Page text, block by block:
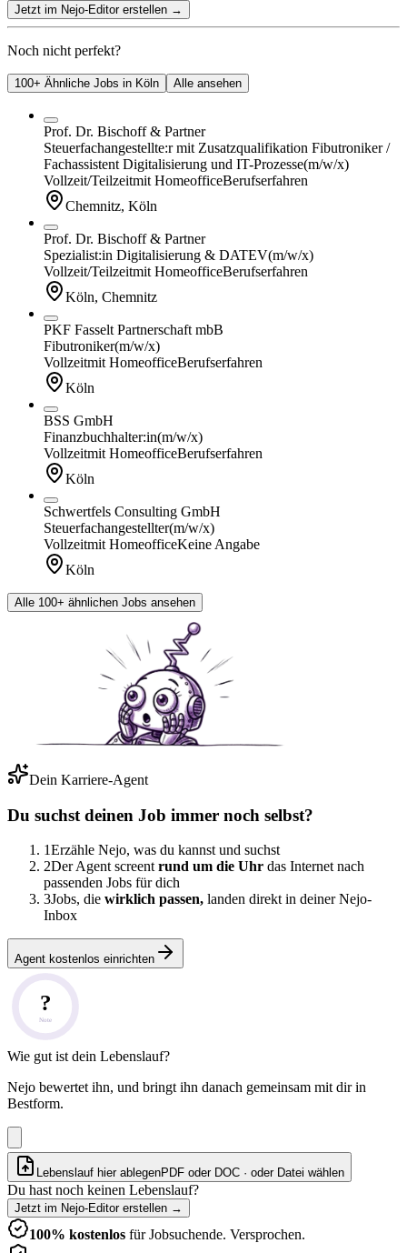
Jetzt im Nejo-Editor erstellen →
Noch nicht perfekt?
100+ Ähnliche Jobs in Köln Alle ansehen
Prof. Dr. Bischoff & Partner
Steuerfachangestellte:r mit Zusatzqualifikation Fibutroniker /
Fachassistent Digitalisierung und IT-Prozesse(m/w/x)
Vollzeit/Teilzeitmit HomeofficeBerufserfahren
Chemnitz, Köln
Prof. Dr. Bischoff & Partner
Spezialist:in Digitalisierung & DATEV(m/w/x)
Vollzeit/Teilzeitmit HomeofficeBerufserfahren
Köln, Chemnitz
PKF Fasselt Partnerschaft mbB
Fibutroniker(m/w/x)
Vollzeitmit HomeofficeBerufserfahren
Köln
BSS GmbH
Finanzbuchhalter:in(m/w/x)
Vollzeitmit HomeofficeBerufserfahren
Köln
Schwertfels Consulting GmbH
Steuerfachangestellter(m/w/x)
Vollzeitmit HomeofficeKeine Angabe
Köln
Alle 100+ ähnlichen Jobs ansehen
Dein Karriere-Agent
Du suchst deinen Job immer noch selbst?
1Erzähle Nejo, was du kannst und suchst
2Der Agent screent rund um die Uhr das Internet nach
passenden Jobs für dich
3Jobs, die wirklich passen, landen direkt in deiner Nejo-
Inbox
Agent kostenlos einrichten
?
Note
Wie gut ist dein Lebenslauf?
Nejo bewertet ihn, und bringt ihn danach gemeinsam mit dir in
Bestform.
Lebenslauf hier ablegenPDF oder DOC · oder Datei wählen
Du hast noch keinen Lebenslauf?
Jetzt im Nejo-Editor erstellen →
100% kostenlos für Jobsuchende. Versprochen.